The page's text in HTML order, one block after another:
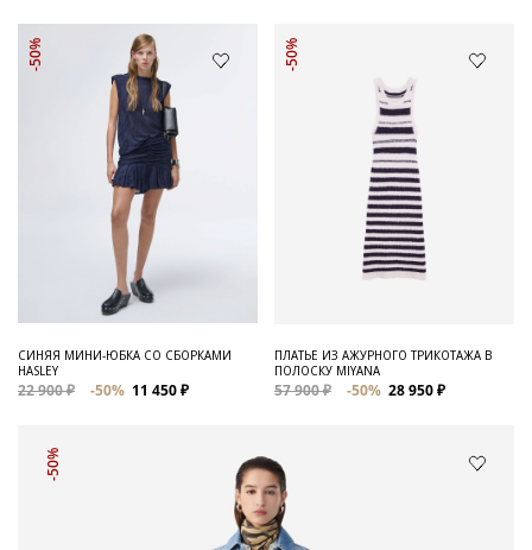
-50%
СИНЯЯ МИНИ-ЮБКА СО СБОРКАМИ
HASLEY
22 900 ₽ -50% 11 450 ₽
-50%
ПЛАТЬЕ ИЗ АЖУРНОГО ТРИКОТАЖА В
ПОЛОСКУ MIYANA
57 900 ₽ -50% 28 950 ₽
-50%